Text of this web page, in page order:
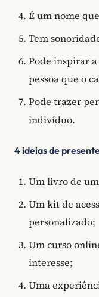
É um nome
Tem
Pode inspirar
pessoa que o
Pode trazer
indivíduo.
4 ideias de
Um livro de
Um kit de
personalizado;
Um curso
interesse;
Uma